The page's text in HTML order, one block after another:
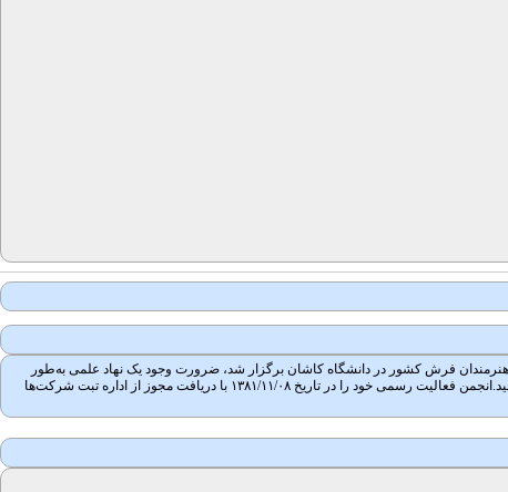
از محققان، مؤلفان و هنرمندان فرش کشور در دانشگاه کاشان برگزار شد، ضرورت وجود یک نهاد علمی به‌طور
جدی احساس شد. پس از پیگیری و مکاتبات بسیار، در جلسه ۱۳۸۱/۰۳/۲۲ تأسیس انجمن علمی فرش ایران در کمیسیون انجمن‌های علمی وزارت علوم تحقیقات و فناوری به تصویب رسید.انجمن فعالیت رسمی خود را در تاریخ ۱۳۸۱/۱۱/۰۸ با دریافت مجوز از اداره تبت شرکت‌ها